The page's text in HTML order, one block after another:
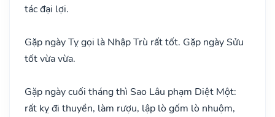
tác đại lợi.
Gặp ngày Tỵ gọi là Nhập Trù rất tốt. Gặp ngày Sửu
tốt vừa vừa.
Gặp ngày cuối tháng thì Sao Lâu phạm Diệt Một:
rất kỵ đi thuyền, làm rượu, lập lò gốm lò nhuộm,